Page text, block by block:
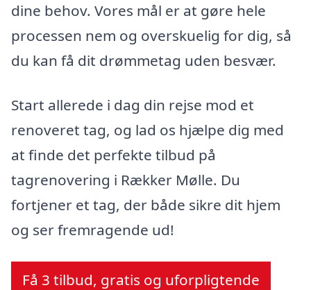
dine behov. Vores mål er at gøre hele
processen nem og overskuelig for dig, så
du kan få dit drømmetag uden besvær.
Start allerede i dag din rejse mod et
renoveret tag, og lad os hjælpe dig med
at finde det perfekte tilbud på
tagrenovering i Rækker Mølle. Du
fortjener et tag, der både sikre dit hjem
og ser fremragende ud!
Få 3 tilbud, gratis og uforpligtende